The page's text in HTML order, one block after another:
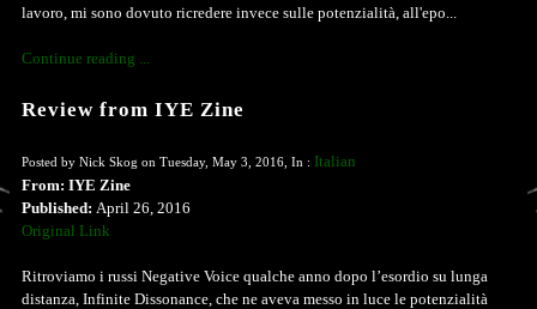
lavoro, mi sono dovuto ricredere invece sulle potenzialità, all'epo...
Continue reading ...
Review from IYE Zine
Posted by Nick Skog on Tuesday, May 3, 2016, In : Italian
From: IYE Zine
Published: April 26, 2016
Original Link
Ritroviamo i russi Negative Voice qualche anno dopo l’esordio su lunga
distanza, Infinite Dissonance, che ne aveva messo in luce le potenzialità